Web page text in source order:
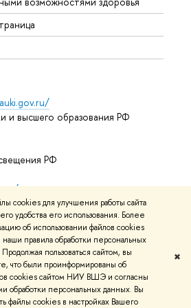
cookies для улучшения работы сайта
удобства его использования. Более
об использовании файлов cookies
наши правила обработки персональных
Продолжая пользоваться сайтом, вы
что были проинформированы об
cookies сайтом НИУ ВШЭ и согласны
обработки персональных данных. Вы
файлы cookies в настройках Вашего
✖
и высшего образования РФ
РФ
mooc
онлайн-курсы
Адреса и контактыУсловия
Политика конфиденциальности